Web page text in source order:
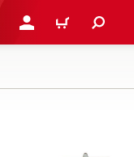
PRIHLÁSIŤ ALEBO
KOŠÍK